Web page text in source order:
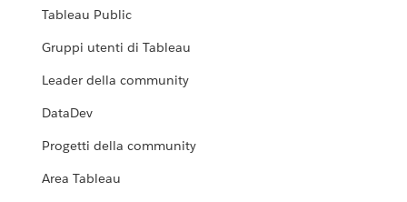
Tableau Public
Gruppi utenti di Tableau
Leader della community
DataDev
Progetti della community
Area Tableau